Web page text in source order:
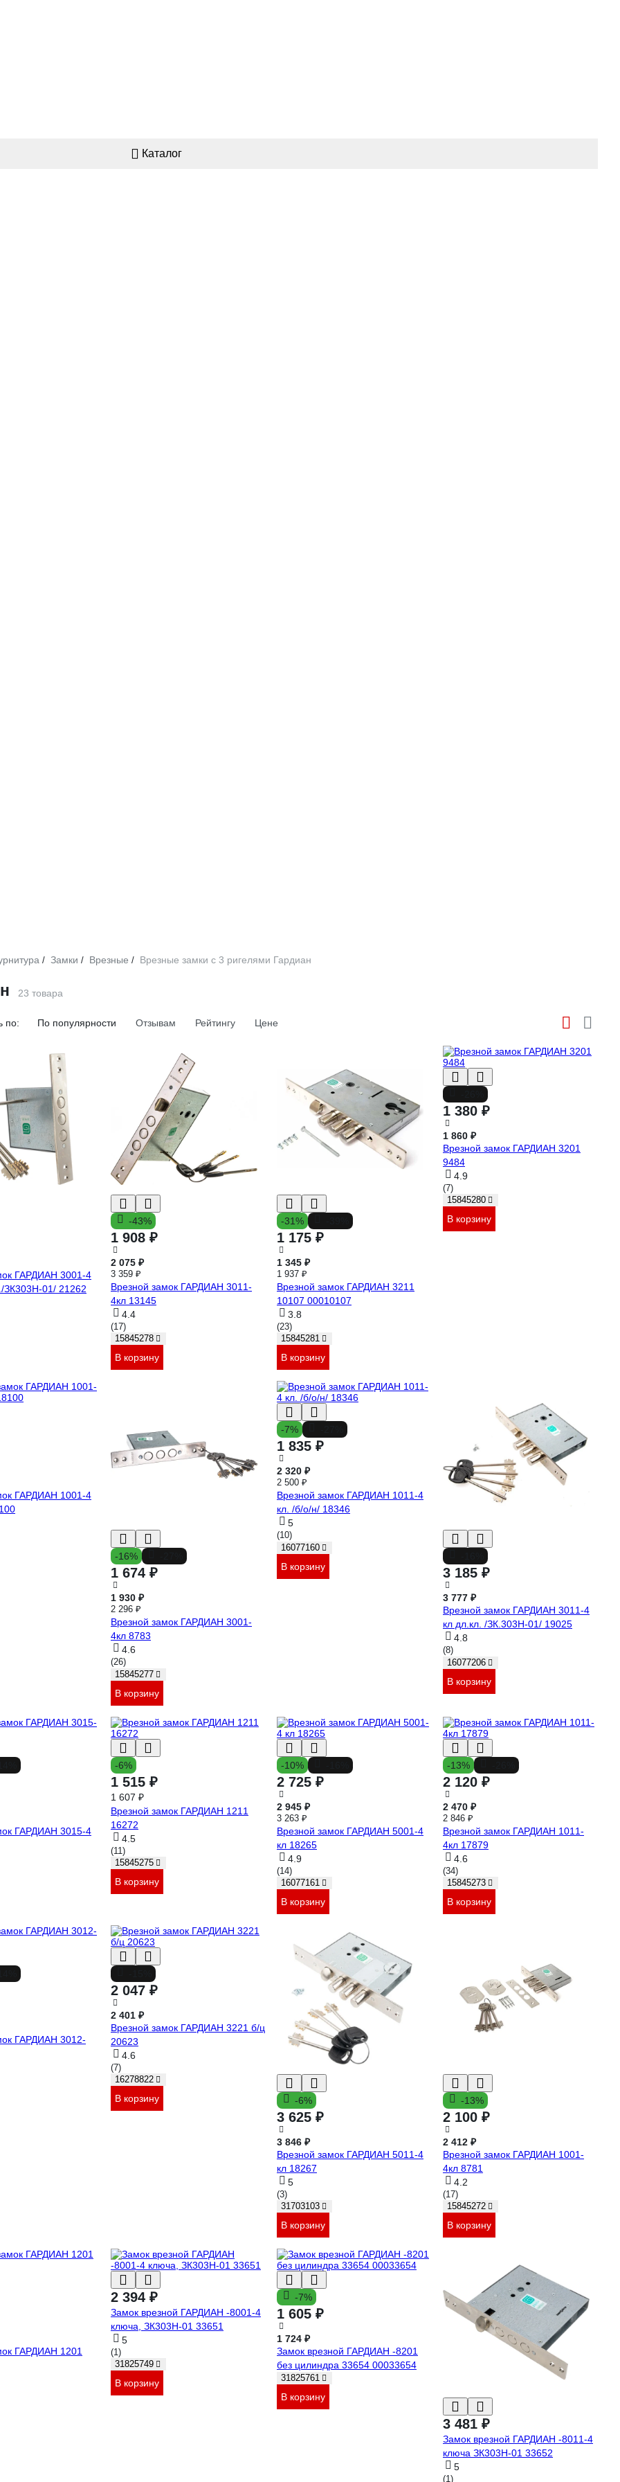
Каталог
/ Замки / Врезные / Врезные замки с 3 ригелями Гардиан
23 товара
по: По популярности Отзывам Рейтингу Цене
ГАРДИАН 3001-4
ЗК303Н-01/ 21262
-43%
1 908 ₽
2 075 ₽
3 359 ₽
Врезной замок ГАРДИАН 3011-
4кл 13145
4.4
(17)
15845278
В корзину
-31%
1 175 ₽
1 345 ₽
1 937 ₽
Врезной замок ГАРДИАН 3211
10107 00010107
3.8
(23)
15845281
В корзину
1 380 ₽
1 860 ₽
Врезной замок ГАРДИАН 3201
9484
4.9
(7)
15845280
В корзину
ГАРДИАН 1001-4
-16%
1 674 ₽
1 930 ₽
2 296 ₽
Врезной замок ГАРДИАН 3001-
4кл 8783
4.6
(26)
15845277
В корзину
-7%
1 835 ₽
2 320 ₽
2 500 ₽
Врезной замок ГАРДИАН 1011-4
кл. /б/о/н/ 18346
5
(10)
16077160
В корзину 3 185 ₽
3 777 ₽
Врезной замок ГАРДИАН 3011-4
кл дл.кл. /ЗК.303Н-01/ 19025
4.8
(8)
16077206
В корзину
ГАРДИАН 3015-4
-6%
1 515 ₽
1 607 ₽
Врезной замок ГАРДИАН 1211
16272
4.5
(11)
15845275
В корзину
-10%
2 725 ₽
2 945 ₽
3 263 ₽
Врезной замок ГАРДИАН 5001-4
кл 18265
4.9
(14)
16077161
В корзину
-13%
2 120 ₽
2 470 ₽
2 846 ₽
Врезной замок ГАРДИАН 1011-
4кл 17879
4.6
(34)
15845273
В корзину
ГАРДИАН 3012-
2 047 ₽
2 401 ₽
Врезной замок ГАРДИАН 3221 б/ц
20623
4.6
(7)
16278822
В корзину -6%
3 625 ₽
3 846 ₽
Врезной замок ГАРДИАН 5011-4
кл 18267
5
(3)
31703103
В корзину
-13%
2 100 ₽
2 412 ₽
Врезной замок ГАРДИАН 1001-
4кл 8781
4.2
(17)
15845272
В корзину
ГАРДИАН 1201
2 394 ₽
Замок врезной ГАРДИАН -8001-4
ключа, ЗК303Н-01 33651
5
(1)
31825749
В корзину
-7%
1 605 ₽
1 724 ₽
Замок врезной ГАРДИАН -8201
без цилиндра 33654 00033654
31825761
В корзину
3 481 ₽
Замок врезной ГАРДИАН -8011-4
ключа ЗК303Н-01 33652
5
(1)